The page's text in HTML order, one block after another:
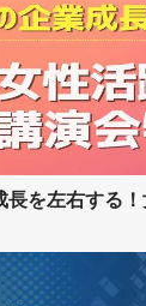
長を左右する